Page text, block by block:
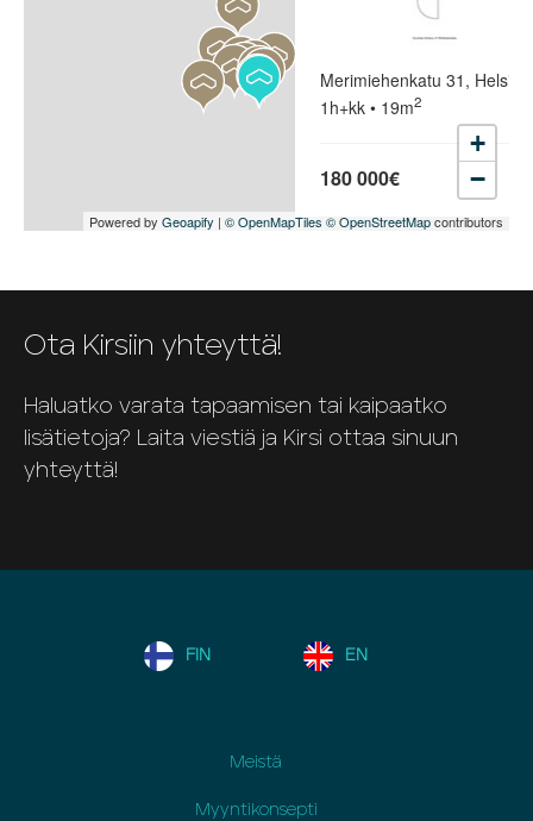
Merimiehenkatu 31, Helsinki
1h+kk • 19m2
180 000€
+
−
Powered by Geoapify | © OpenMapTiles © OpenStreetMapcontributors
Ota Kirsiin yhteyttä!
Haluatko varata tapaamisen tai kaipaatko
lisätietoja? Laita viestiä ja Kirsi ottaa sinuun
yhteyttä!
FIN EN
Meistä
Myyntikonsepti